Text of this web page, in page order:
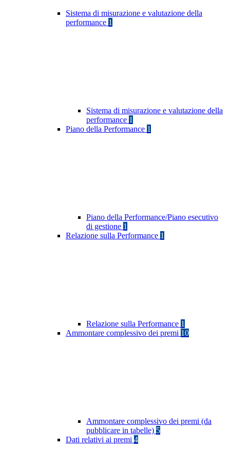
Sistema di misurazione e valutazione della
performance 1
Sistema di misurazione e valutazione della
performance 1
Piano della Performance 1
Piano della Performance/Piano esecutivo
di gestione 1
Relazione sulla Performance 1
Relazione sulla Performance 1
Ammontare complessivo dei premi 10
Ammontare complessivo dei premi (da
pubblicare in tabelle) 5
Dati relativi ai premi 4